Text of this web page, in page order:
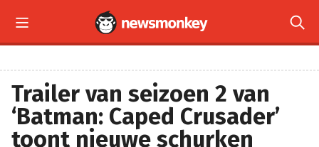
 
Trailer van seizoen 2 van
‘Batman: Caped Crusader’
toont nieuwe schurken